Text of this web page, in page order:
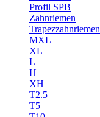
Profil SPB
Zahnriemen
Trapezzahnriemen
MXL
XL
L
H
XH
T2.5
T5